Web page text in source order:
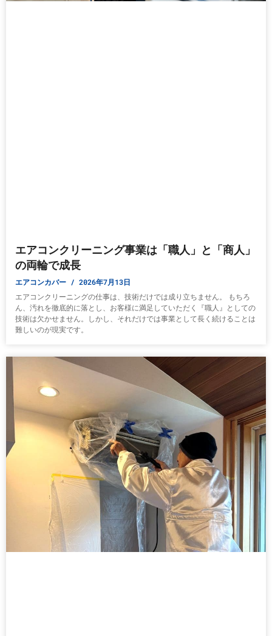
エアコンクリーニング事業は「職人」と「商人」
の両輪で成長
エアコンカバー 2026年7月13日
エアコンクリーニングの仕事は、技術だけでは成り立ちません。 もちろ
ん、汚れを徹底的に落とし、お客様に満足していただく『職人』としての
技術は欠かせません。しかし、それだけでは事業として長く続けることは
難しいのが現実です。